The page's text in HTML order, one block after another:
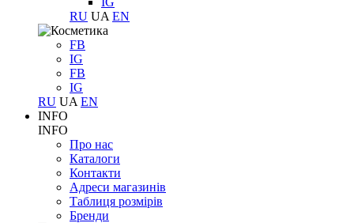
RU UA EN
FB
IG
FB
IG
RU UA EN
INFO
INFO
Про нас
Каталоги
Контакти
Адреси магазинів
Таблиця розмірів
Бренди